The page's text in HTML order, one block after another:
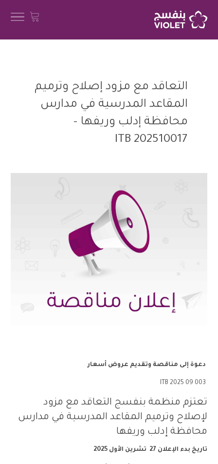
التعاقد مع مزود إصلاح وترميم
المقاعد المدرسية في مدارس
محافظة إدلب وريفها –
202510017 ITB
دعوة إلى مناقصة وتقديم عروض أسعار
تعتزم منظمة بنفسج التعاقد مع مزود
لإصلاح وترميم المقاعد المدرسية في مدارس
محافظة إدلب وريفها
تاريخ بدء الإعلان 27 تشرين الأول 2025